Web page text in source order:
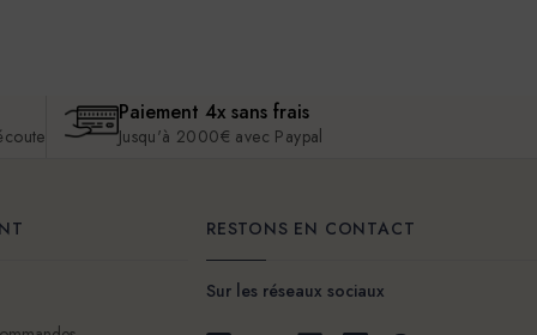
Paiement 4x sans frais
Jusqu'à 2000€ avec Paypal
RESTONS EN CONTACT
Sur les réseaux sociaux